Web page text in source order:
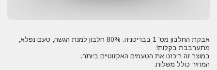
אבקת החלבון מס' 1 בבריטניה. 80% חלבון למנת הגשה, טעם נפלא,
המחיר כולל משלוח.